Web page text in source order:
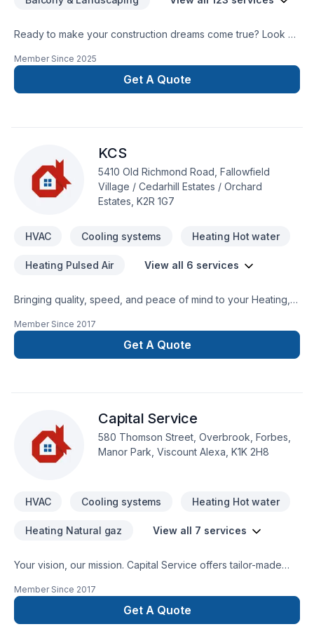
Ready to make your construction dreams come true? Look no
dream home a reality!
Member Since 2025
Get A Quote
KCS
5410 Old Richmond Road, Fallowfield
Village / Cedarhill Estates / Orchard
Estates, K2R 1G7
HVAC Cooling systems Heating Hot water
Heating Pulsed Air View all 6 services
Bringing quality, speed, and peace of mind to your Heating,
Ontario. Big or small, each project is handled with care,
respect, and a strong attention to detail. Ready to make
progress? Let's discuss your project. At KCS, we’re driven by
Member Since 2017
Get A Quote
Capital Service
580 Thomson Street, Overbrook, Forbes,
Manor Park, Viscount Alexa, K1K 2H8
HVAC Cooling systems Heating Hot water
Heating Natural gaz View all 7 services
Your vision, our mission. Capital Service offers tailor-made
based heating services for Eastern Ontario clients. Big or
small, each project is handled with care, respect, and a
strong attention to detail. Your next great project starts with
Member Since 2017
Get A Quote